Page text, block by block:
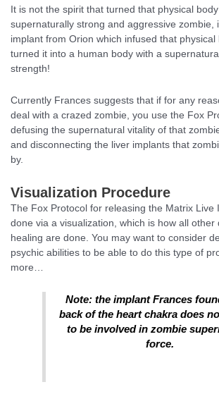
It is not the spirit that turned that physical
supernaturally strong and aggressive zombie,
implant from Orion which infused that physical
turned it into a human body with a
strength!
Currently Frances suggests that if for any
deal with a crazed zombie, you use the Fox
defusing the supernatural vitality of that
and disconnecting the liver implants that
by.
Visualization Procedure
The Fox Protocol for releasing the Matrix Live
done via a visualization, which is how all other
healing are done. You may want to consider
psychic abilities to be able to do this type of
more…
Note: the implant Frances
back of the heart chakra does
to be involved in zombie
force.